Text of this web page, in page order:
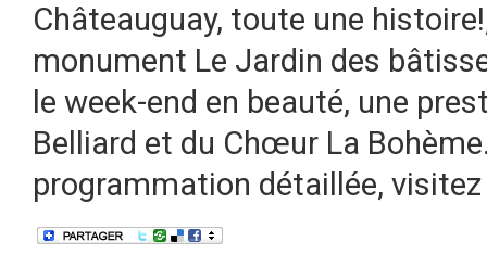
Châteauguay, toute une
monument Le Jardin des
le week-end en beauté, une
Belliard et du Chœur La
programmation détaillée,